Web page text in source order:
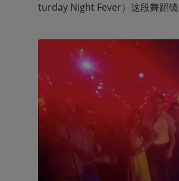
turday Night Fever）这段舞蹈镜